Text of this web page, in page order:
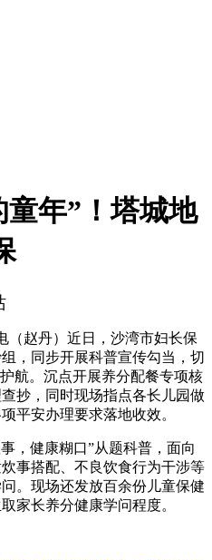
年”！塔城地
赵丹）近日，沙湾市妇长保
，同步开展科普宣传勾当，切
航。沉点开展养分配餐专项核
抄，同时现场指点各长儿园做
平安办理要求落地收效。
健康糊口”从题科普，面向
事搭配、不良饮食行为干涉等
。现场还发放百余份儿童保健
家长养分健康学问程度。